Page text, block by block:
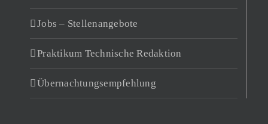
Jobs – Stellenangebote
Praktikum Technische Redaktion
Übernachtungsempfehlung